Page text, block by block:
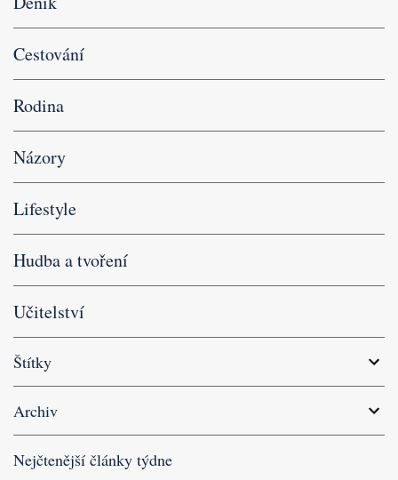
Cestování
Rodina
Názory
Lifestyle
Hudba a tvoření
Učitelství
Štítky
Archiv
Nejčtenější články týdne